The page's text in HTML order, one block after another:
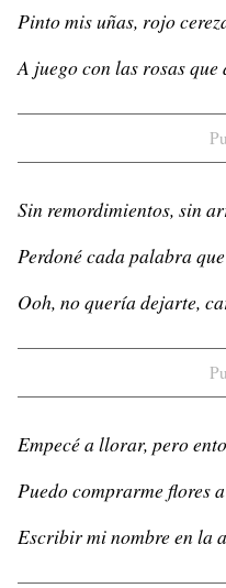
Pinto mis uñas, rojo
A juego con las rosas que
Sin remordimientos, sin
Perdoné cada palabra
Ooh, no quería dejarte,
Empecé a llorar, pero
Puedo comprarme flores
Escribir mi nombre en la